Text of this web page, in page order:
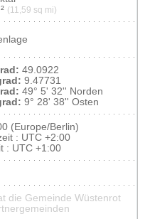
(11,59 sq mi)
49.0922
9.47731
49° 5' 32'' Norden
9° 28' 38'' Osten
(Europe/Berlin)
: UTC +2:00
: UTC +1:00
die Gemeinde Wüstenrot